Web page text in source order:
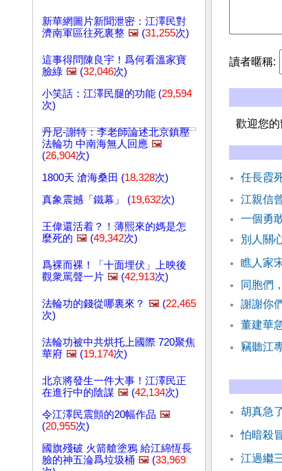
新華網圖片新聞泄密：江澤民對
濟南軍區往死裏整 🖼️ (31,255次)
這事得問陳良宇！爲何看溫家寶
臉綠 🖼️ (32,046次)
小笑話：江澤民腿的功能 (29,594
次)
丹尼-謝特：李老師論述北京鎮壓
法輪功 中南海無人回應 🖼️
(26,904次)
1800天 滄海桑田 (18,328次)
真象震撼「鐵幕」 (19,632次)
王偉還活着？！薄熙來的媽是怎
麼死的 🖼️ (49,342次)
爲裸而裸！「十面埋伏」上映後
觀衆罵聲一片 🖼️ (42,913次)
法輪功的錢從哪裏來？ 🖼️ (22,465
次)
法輪功被中共烘托上國際 720聚焦
華府 🖼️ (19,174次)
北京將發生一件大事！江澤民正
在進行中的陰謀 🖼️ (42,134次)
令江澤民震顫的20幅作品 🖼️
(20,955次)
國旗殘破 火箭艙塗鴉 給江綿恆長
臉的神五淪爲垃圾桶 🖼️ (33,969
讀者暱稱:
歡迎您的
任長霞
江親信
一個勇
別人關
瞧人家
同胞們
謝謝你
董建華
竊聽江
胡真急
怕暗殺
江過繼